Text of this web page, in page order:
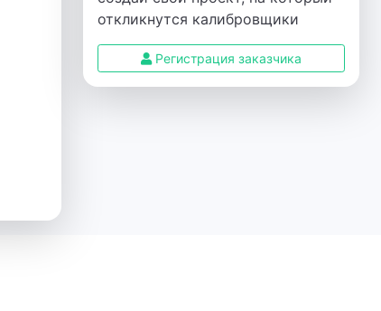
откликнутся калибровщики
Регистрация заказчика